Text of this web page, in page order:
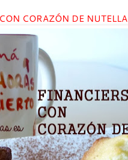
CORAZÓN DE NUTELLA